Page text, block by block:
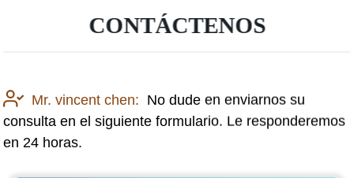
CONTÁCTENOS
Mr. vincent chen: No dude en enviarnos su
consulta en el siguiente formulario. Le responderemos
en 24 horas.